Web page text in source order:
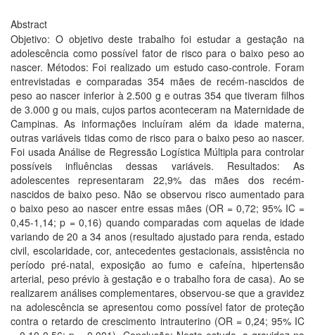
Abstract
Objetivo: O objetivo deste trabalho foi estudar a gestação na
adolescência como possível fator de risco para o baixo peso ao
nascer. Métodos: Foi realizado um estudo caso-controle. Foram
entrevistadas e comparadas 354 mães de recém-nascidos de
peso ao nascer inferior à 2.500 g e outras 354 que tiveram filhos
de 3.000 g ou mais, cujos partos aconteceram na Maternidade de
Campinas. As informações incluíram além da idade materna,
outras variáveis tidas como de risco para o baixo peso ao nascer.
Foi usada Análise de Regressão Logística Múltipla para controlar
possíveis influências dessas variáveis. Resultados: As
adolescentes representaram 22,9% das mães dos recém-
nascidos de baixo peso. Não se observou risco aumentado para
o baixo peso ao nascer entre essas mães (OR = 0,72; 95% IC =
0,45-1,14; p = 0,16) quando comparadas com aquelas de idade
variando de 20 a 34 anos (resultado ajustado para renda, estado
civil, escolaridade, cor, antecedentes gestacionais, assistência no
período pré-natal, exposição ao fumo e cafeína, hipertensão
arterial, peso prévio à gestação e o trabalho fora de casa). Ao se
realizarem análises complementares, observou-se que a gravidez
na adolescência se apresentou como possível fator de proteção
contra o retardo de crescimento intrauterino (OR = 0,24; 95% IC